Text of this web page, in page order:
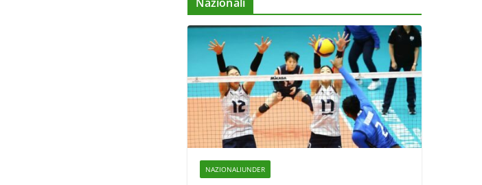
NAZIONALIUNDER